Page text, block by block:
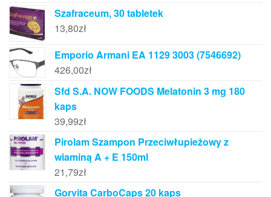
Szafraceum, 30 tabletek
13,80zł
Emporio Armani EA 1129 3003 (7546692)
426,00zł
Sfd S.A. NOW FOODS Melatonin 3 mg 180
kaps
39,99zł
Pirolam Szampon Przeciwłupieżowy z
wiaminą A + E 150ml
21,79zł
Gorvita CarboCaps 20 kaps